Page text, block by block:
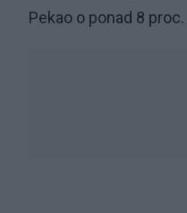
Pekao o ponad 8